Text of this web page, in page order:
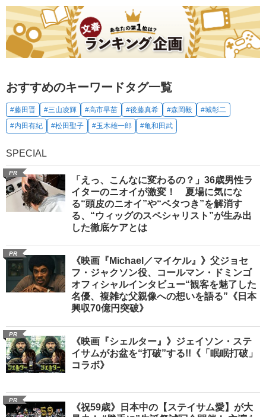
おすすめのキーワードタグ一覧
#藤田晋 #三山凌輝 #高市早苗 #後藤真希 #森岡毅
#城彰二
#内田有紀
#松田聖子 #玉木雄一郎 #亀和田武
SPECIAL
PR
「えっ、こんなに変わるの？」36歳男性ラ
イターのニオイが激変！ 夏場に気にな
る“頭皮のニオイ”や“ベタつき”を解消す
る、“ウィッグのスペシャリスト”が生み出
した徹底ケアとは
PR
《映画『Michael／マイケル』》父ジョセ
フ・ジャクソン役、コールマン・ドミンゴ
オフィシャルインタビュー“観客を魅了した
名優、複雑な父親像への想いを語る”《日本
興収70億円突破》
PR
《映画『シェルター』》ジェイソン・ステ
イサムがお盆を“打破”する!!《「眠眠打破」
コラボ》
PR
《祝59歳》日本中の【ステイサム愛】が大